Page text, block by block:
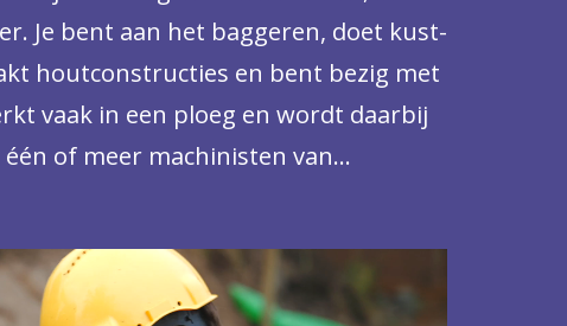
Je bent aan het baggeren, doet kust-
houtconstructies en bent bezig met
vaak in een ploeg en wordt daarbij
of meer machinisten van
Die afwisseling, daar hou je van.